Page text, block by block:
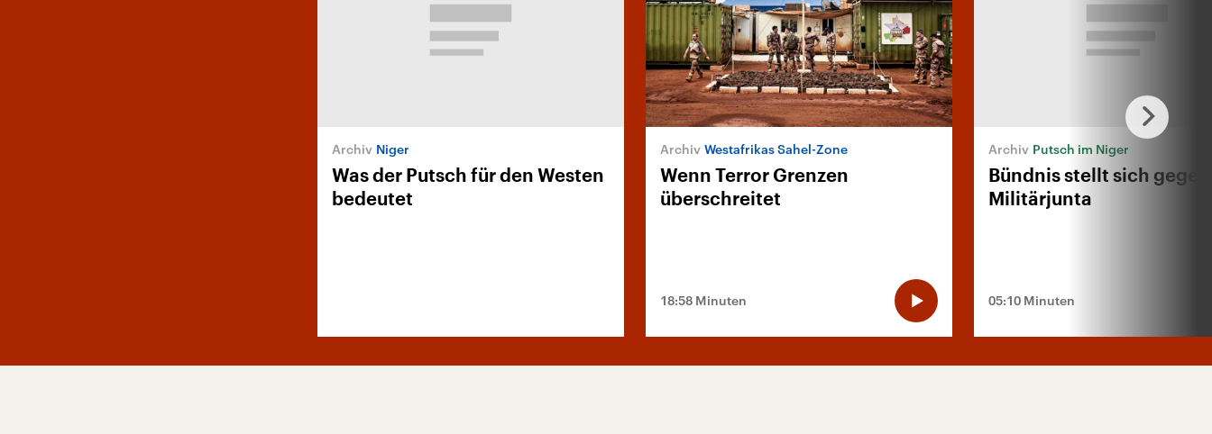
Niger
Was der Putsch für den Westen
bedeutet
Westafrikas Sahel-Zone
Wenn Terror Grenzen
überschreitet
18:58 Minuten
Putsch im Niger
Bündnis stellt sich gegen
Militärjunta
05:10 Minuten